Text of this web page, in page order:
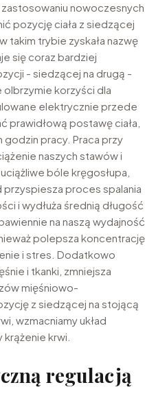
nowoczesnych
pozycję ciała z siedzącej
takim trybie zyskała nazwę
się coraz bardziej
- siedzącej na drugą -
korzyści dla
elektrycznie przede
prawidłową postawę ciała,
pracy. Praca przy
naszych stawów i
bóle kręgosłupa,
proces spalania
i wydłuża średnią długość
na naszą wydajność
polepsza koncentrację
i stres. Dodatkowo
i tkanki, zmniejsza
mięśniowo-
z siedzącej na stojącą
wzmacniamy układ
krwi.
regulacją